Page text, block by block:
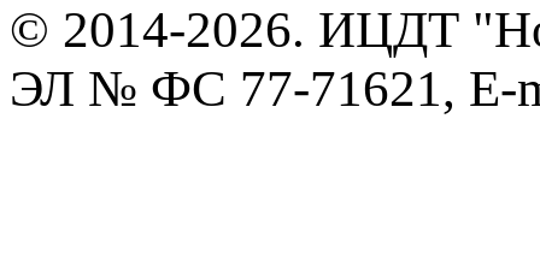
© 2014-2026. ИЦДТ
ЭЛ № ФС 77-71621, E-